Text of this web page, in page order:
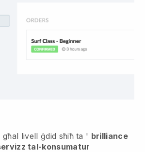
livell ġdid sħiħ ta ' brilliance
tal-konsumatur